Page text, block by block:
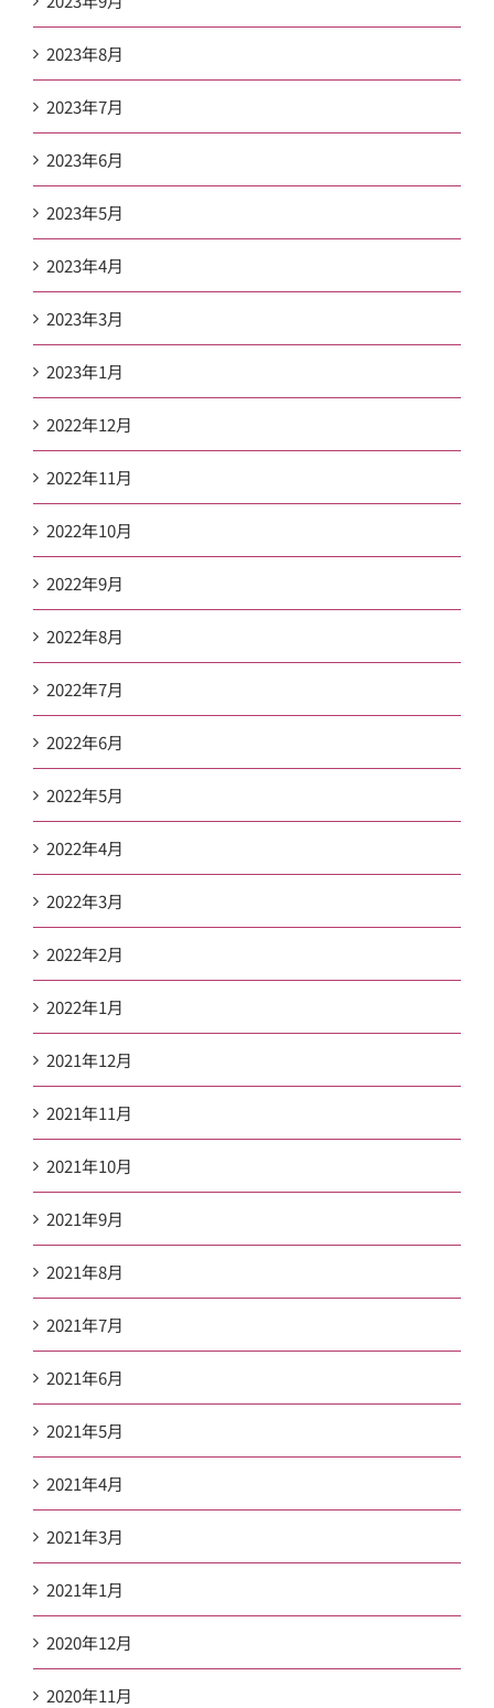
2023年8月
2023年7月
2023年6月
2023年5月
2023年4月
2023年3月
2023年1月
2022年12月
2022年11月
2022年10月
2022年9月
2022年8月
2022年7月
2022年6月
2022年5月
2022年4月
2022年3月
2022年2月
2022年1月
2021年12月
2021年11月
2021年10月
2021年9月
2021年8月
2021年7月
2021年6月
2021年5月
2021年4月
2021年3月
2021年1月
2020年12月
2020年11月